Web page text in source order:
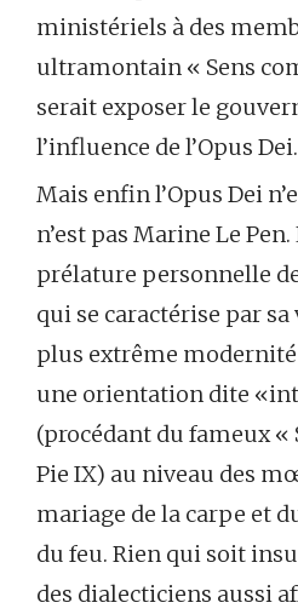
ministériels à des
ultramontain « Sens
serait exposer le
l’influence de l’Opus Dei.
Mais enfin l’Opus Dei
n’est pas Marine Le Pen.
prélature personnelle
qui se caractérise par
plus extrême
une orientation dite
(procédant du fameux «
Pie IX) au niveau des
mariage de la carpe et
du feu. Rien qui soit
des dialecticiens aussi